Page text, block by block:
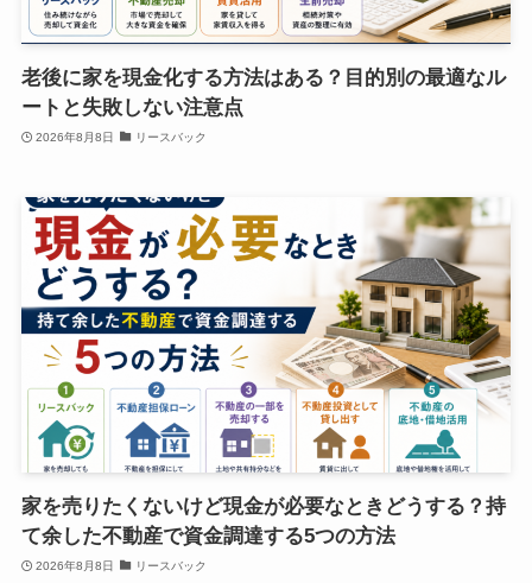
老後に家を現金化する方法はある？目的別の最適なル
ートと失敗しない注意点
2026年8月8日 リースバック
家を売りたくないけど現金が必要なときどうする？持
て余した不動産で資金調達する5つの方法
2026年8月8日 リースバック